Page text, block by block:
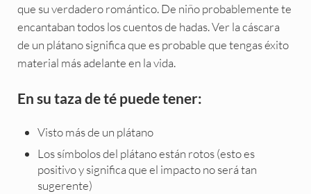
que su verdadero romántico. De niño probablemente te
encantaban todos los cuentos de hadas. Ver la cáscara
de un plátano significa que es probable que tengas éxito
material más adelante en la vida.
En su taza de té puede tener:
Visto más de un plátano
Los símbolos del plátano están rotos (esto es
positivo y significa que el impacto no será tan
sugerente)